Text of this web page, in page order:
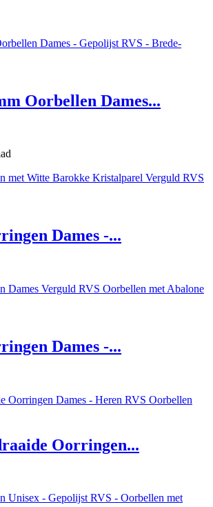
Oorbellen Dames...
Dames -...
Dames -...
Oorringen...